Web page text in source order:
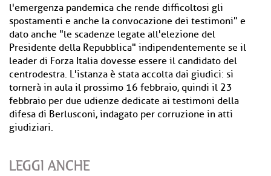
l'emergenza pandemica che rende difficoltosi gli
spostamenti e anche la convocazione dei testimoni" e
dato anche "le scadenze legate all'elezione del
Presidente della Repubblica" indipendentemente se il
leader di Forza Italia dovesse essere il candidato del
centrodestra. L'istanza è stata accolta dai giudici: si
tornerà in aula il prossimo 16 febbraio, quindi il 23
febbraio per due udienze dedicate ai testimoni della
difesa di Berlusconi, indagato per corruzione in atti
giudiziari.
LEGGI ANCHE